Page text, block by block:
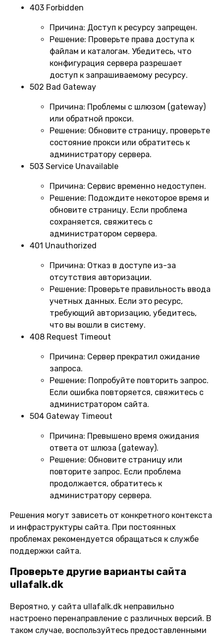
403 Forbidden
Причина: Доступ к ресурсу запрещен.
Решение: Проверьте права доступа к
файлам и каталогам. Убедитесь, что
конфигурация сервера разрешает
доступ к запрашиваемому ресурсу.
502 Bad Gateway
Причина: Проблемы с шлюзом (gateway)
или обратной прокси.
Решение: Обновите страницу, проверьте
состояние прокси или обратитесь к
администратору сервера.
503 Service Unavailable
Причина: Сервис временно недоступен.
Решение: Подождите некоторое время и
обновите страницу. Если проблема
сохраняется, свяжитесь с
администратором сервера.
401 Unauthorized
Причина: Отказ в доступе из-за
отсутствия авторизации.
Решение: Проверьте правильность ввода
учетных данных. Если это ресурс,
требующий авторизацию, убедитесь,
что вы вошли в систему.
408 Request Timeout
Причина: Сервер прекратил ожидание
запроса.
Решение: Попробуйте повторить запрос.
Если ошибка повторяется, свяжитесь с
администратором сайта.
504 Gateway Timeout
Причина: Превышено время ожидания
ответа от шлюза (gateway).
Решение: Обновите страницу или
повторите запрос. Если проблема
продолжается, обратитесь к
администратору сервера.
Решения могут зависеть от конкретного контекста
и инфраструктуры сайта. При постоянных
проблемах рекомендуется обращаться к службе
поддержки сайта.
Проверьте другие варианты сайта
ullafalk.dk
Вероятно, у сайта ullafalk.dk неправильно
настроено перенаправление с различных версий. В
таком случае, воспользуйтесь предоставленными